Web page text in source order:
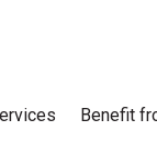
Benefit